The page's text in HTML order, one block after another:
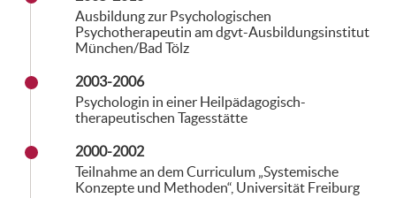
Ausbildung zur Psychologischen
Psychotherapeutin am dgvt-Ausbildungsinstitut
München/Bad Tölz
2003-2006
Psychologin in einer Heilpädagogisch-
therapeutischen Tagesstätte
2000-2002
Teilnahme an dem Curriculum „Systemische
Konzepte und Methoden“, Universität Freiburg